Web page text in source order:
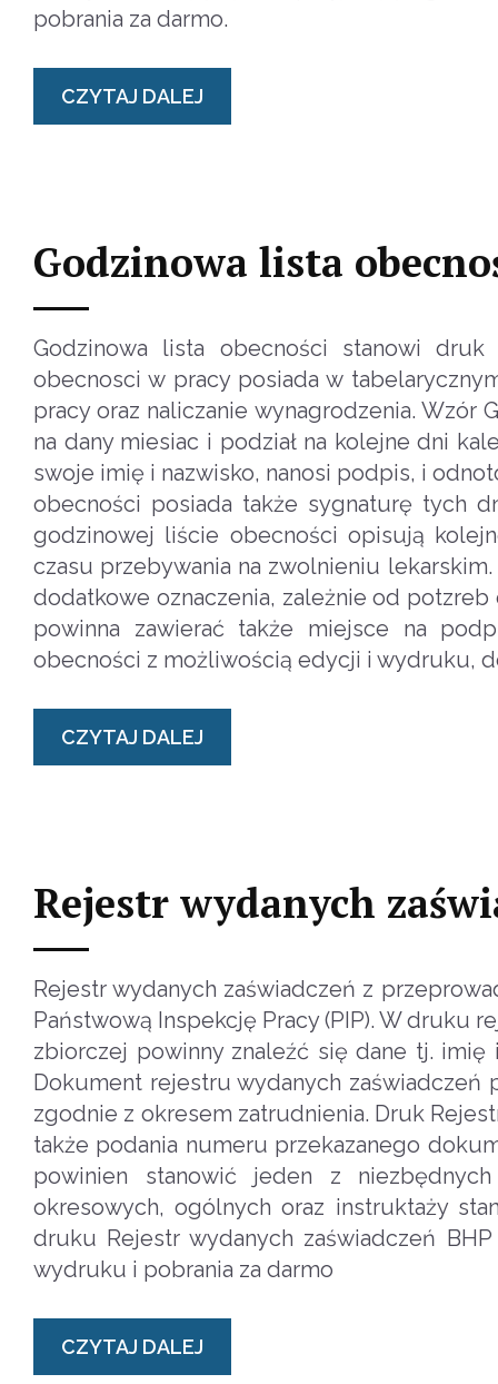
pobrania za darmo.
CZYTAJ DALEJ
Godzinowa lista
Godzinowa lista obecności stanowi
obecnosci w pracy posiada w
pracy oraz naliczanie wynagrodzenia. Wzór
na dany miesiac i podział na kolejne dni
swoje imię i nazwisko, nanosi podpis, i
obecności posiada także sygnaturę tych
godzinowej liście obecności opisują
czasu przebywania na zwolnieniu
dodatkowe oznaczenia, zależnie od
powinna zawierać także miejsce na
obecności z możliwością edycji i wydruku,
CZYTAJ DALEJ
Rejestr wydanych
Rejestr wydanych zaświadczeń z
Państwową Inspekcję Pracy (PIP). W druku
zbiorczej powinny znaleźć się dane tj. imię
Dokument rejestru wydanych zaświadczeń
zgodnie z okresem zatrudnienia. Druk
także podania numeru przekazanego
powinien stanowić jeden z
okresowych, ogólnych oraz instruktaży
druku Rejestr wydanych zaświadczeń
wydruku i pobrania za darmo
CZYTAJ DALEJ